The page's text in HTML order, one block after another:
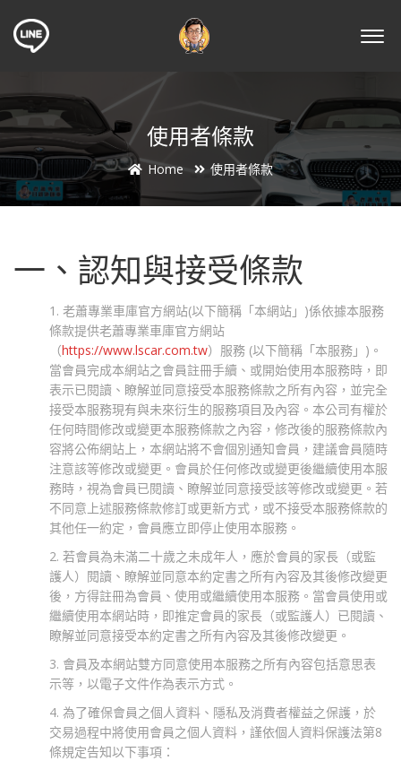
使用者條款
Home 使用者條款
一、認知與接受條款
1. 老蕭專業車庫官方網站(以下簡稱「本網站」)係依據本服務
條款提供老蕭專業車庫官方網站
（https://www.lscar.com.tw）服務 (以下簡稱「本服務」)。
當會員完成本網站之會員註冊手續、或開始使用本服務時，即
表示已閱讀、瞭解並同意接受本服務條款之所有內容，並完全
接受本服務現有與未來衍生的服務項目及內容。本公司有權於
任何時間修改或變更本服務條款之內容，修改後的服務條款內
容將公佈網站上，本網站將不會個別通知會員，建議會員隨時
注意該等修改或變更。會員於任何修改或變更後繼續使用本服
務時，視為會員已閱讀、瞭解並同意接受該等修改或變更。若
不同意上述服務條款修訂或更新方式，或不接受本服務條款的
其他任一約定，會員應立即停止使用本服務。
2. 若會員為未滿二十歲之未成年人，應於會員的家長（或監
護人）閱讀、瞭解並同意本約定書之所有內容及其後修改變更
後，方得註冊為會員、使用或繼續使用本服務。當會員使用或
繼續使用本網站時，即推定會員的家長（或監護人）已閱讀、
瞭解並同意接受本約定書之所有內容及其後修改變更。
3. 會員及本網站雙方同意使用本服務之所有內容包括意思表
示等，以電子文件作為表示方式。
4. 為了確保會員之個人資料、隱私及消費者權益之保護，於
交易過程中將使用會員之個人資料，謹依個人資料保護法第8
條規定告知以下事項：